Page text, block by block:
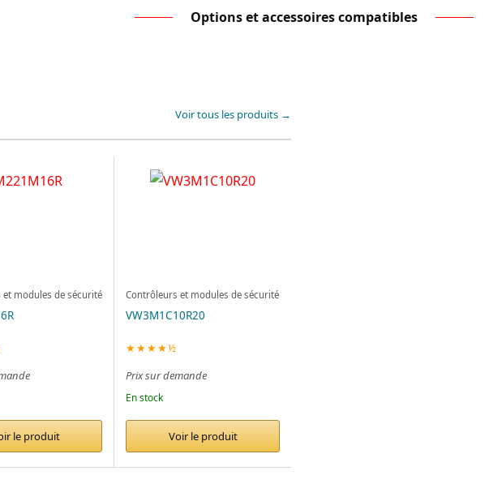
Options et accessoires compatibles
Voir tous les produits →
modules de sécurité
le produit
Contrôleurs et modules de sécurité
VW3M1C10R20
★★★★½
Prix sur demande
En stock
Voir le produit